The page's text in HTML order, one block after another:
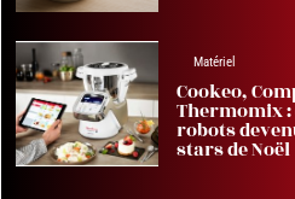
Matériel
Cookeo,
Thermomix :
robots
stars de Noël